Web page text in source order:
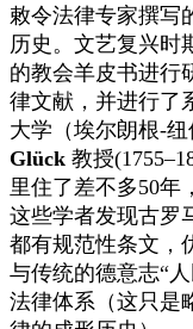
敕令法律专家撰写
历史。文艺复兴时
的教会羊皮书进行
律文献，并进行了
大学（埃尔朗根-
Glück 教授
里住了差不多50年
这些学者发现古罗
都有规范性条文，
与传统的德意志“
法律体系（这只是